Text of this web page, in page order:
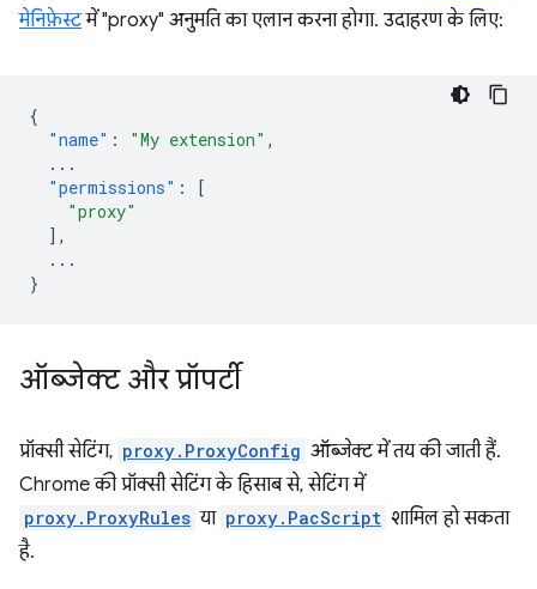
मेनिफ़ेस्टमें "proxy" अनुमति का एलान करना होगा. उदाहरण के लिए:
{
"name" : "My extension" ,
...
"permissions" :
[
"proxy"
],
...
}
ऑब्जेक्ट और प्रॉपर्टी
प्रॉक्सी सेटिंग, proxy.ProxyConfig ऑब्जेक्ट में तय की जाती हैं.
Chrome की प्रॉक्सी सेटिंग के हिसाब से, सेटिंग में
proxy.ProxyRules या proxy.PacScript शामिल हो सकता
है.